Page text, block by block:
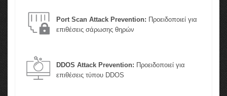
Port Scan Attack Prevention: Προειδοποιεί για
επιθέσεις σάρωσης θηρών
DDOS Attack Prevention: Προειδοποιεί για
επιθέσεις τύπου DDOS